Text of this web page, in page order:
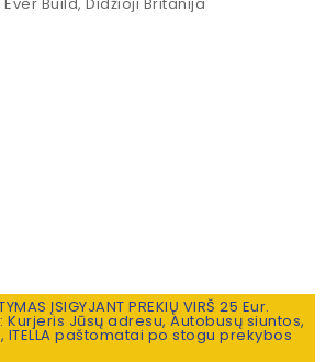
Ever Build, Didžioji Britanija
ĮSIGYJANT PREKIŲ VIRŠ 25 Eur.
Jūsų adresu, Autobusų siuntos,
ITELLA paštomatai po stogu prekybos